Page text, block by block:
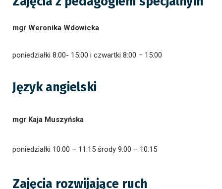
mgr Weronika Wdowicka
poniedziałki 8:00- 15:00 i czwartki 8:00 – 15:00
Język angielski
mgr Kaja Muszyńska
poniedziałki 10:00 – 11:15 środy 9:00 – 10:15
Zajęcia rozwijające ruch